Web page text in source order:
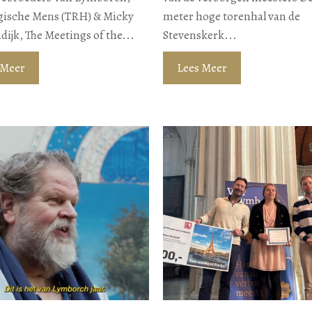
Mens (TRH) & Micky
The Meetings of the...
meter hoge torenhal van de
Stevenskerk...
Lees Meer